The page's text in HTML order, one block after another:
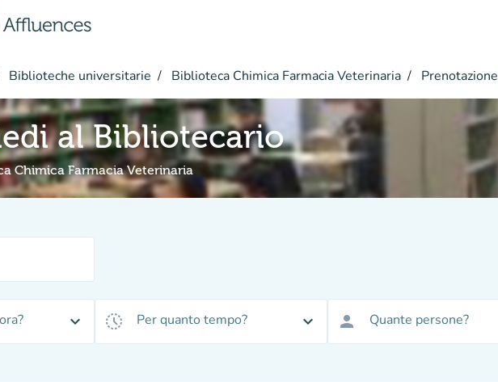
Biblioteche universitarie Biblioteca Chimica Farmacia Veterinaria Prenotazione
al Bibliotecario
Chimica Farmacia Veterinaria
expand_more history_toggle_off Per quanto tempo? expand_more person Quante persone?